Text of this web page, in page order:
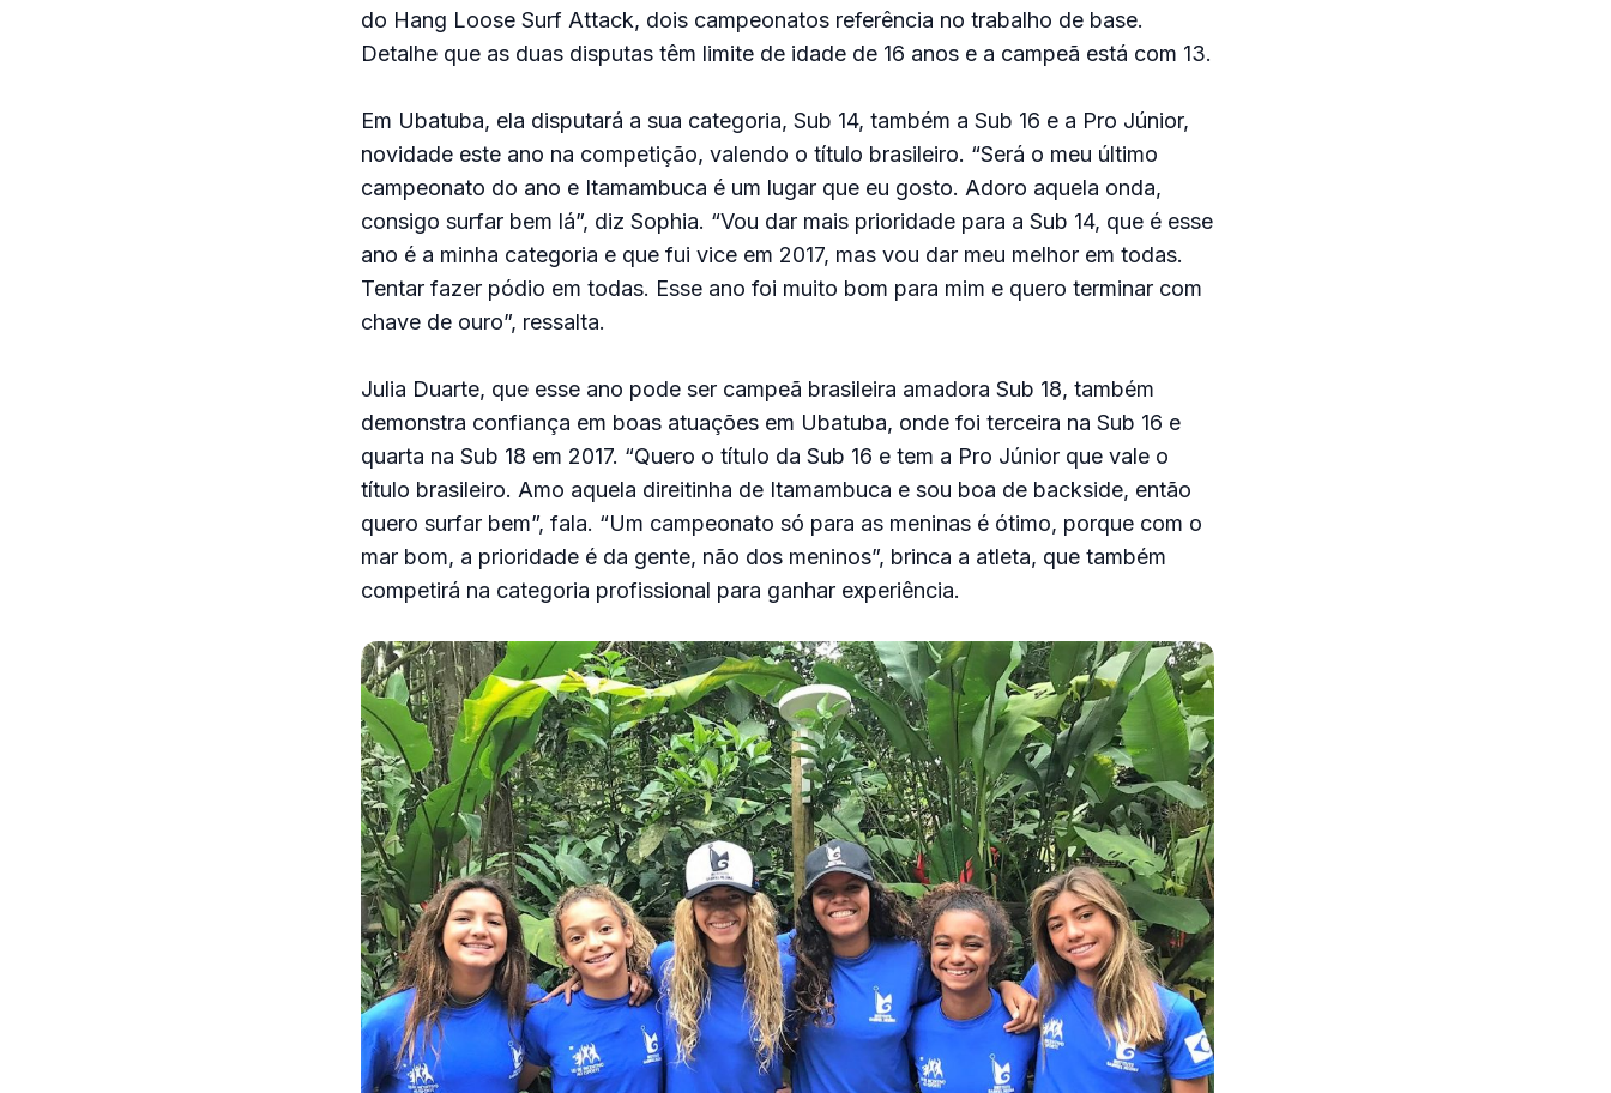
do Hang Loose Surf Attack, dois campeonatos referência no trabalho de base.
Detalhe que as duas disputas têm limite de idade de 16 anos e a campeã está com 13.
Em Ubatuba, ela disputará a sua categoria, Sub 14, também a Sub 16 e a Pro Júnior,
novidade este ano na competição, valendo o título brasileiro. “Será o meu último
campeonato do ano e Itamambuca é um lugar que eu gosto. Adoro aquela onda,
consigo surfar bem lá”, diz Sophia. “Vou dar mais prioridade para a Sub 14, que é esse
ano é a minha categoria e que fui vice em 2017, mas vou dar meu melhor em todas.
Tentar fazer pódio em todas. Esse ano foi muito bom para mim e quero terminar com
chave de ouro”, ressalta.
Julia Duarte, que esse ano pode ser campeã brasileira amadora Sub 18, também
demonstra confiança em boas atuações em Ubatuba, onde foi terceira na Sub 16 e
quarta na Sub 18 em 2017. “Quero o título da Sub 16 e tem a Pro Júnior que vale o
título brasileiro. Amo aquela direitinha de Itamambuca e sou boa de backside, então
quero surfar bem”, fala. “Um campeonato só para as meninas é ótimo, porque com o
mar bom, a prioridade é da gente, não dos meninos”, brinca a atleta, que também
competirá na categoria profissional para ganhar experiência.